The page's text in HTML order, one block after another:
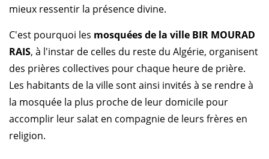
mieux ressentir la présence divine.
C'est pourquoi les mosquées de la ville BIR MOURAD
RAIS, à l'instar de celles du reste du Algérie, organisent
des prières collectives pour chaque heure de prière.
Les habitants de la ville sont ainsi invités à se rendre à
la mosquée la plus proche de leur domicile pour
accomplir leur salat en compagnie de leurs frères en
religion.